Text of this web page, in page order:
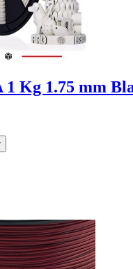
Kg 1.75 mm